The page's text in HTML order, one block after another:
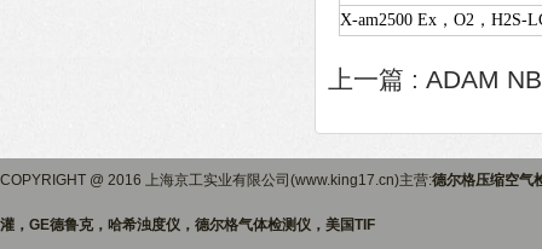
X-am2500 Ex ，O2，H2S-
上一篇 : ADAM
COPYRIGHT @ 2016 上海京工实业有限公司(www.king17.cn)主营:德尔格压缩空气
灌，GE德鲁克，哈希浊度仪，德尔格气体检测仪，美国TIF